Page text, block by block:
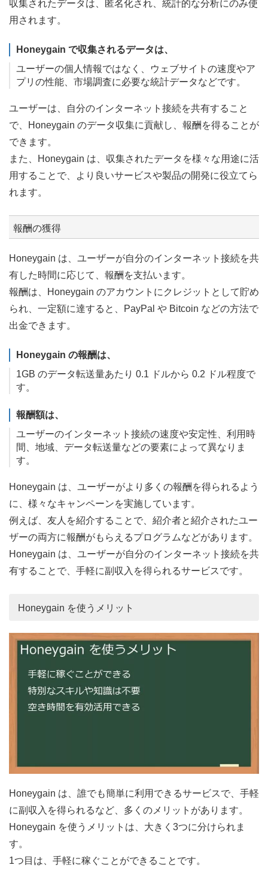
収集されたデータは、匿名化され、統計的な分析にのみ使
用されます。
Honeygain で収集されるデータは、
ユーザーの個人情報ではなく、ウェブサイトの速度やア
プリの性能、市場調査に必要な統計データなどです。
ユーザーは、自分のインターネット接続を共有すること
で、Honeygain のデータ収集に貢献し、報酬を得ることが
できます。
また、Honeygain は、収集されたデータを様々な用途に活
用することで、より良いサービスや製品の開発に役立てら
れます。
報酬の獲得
Honeygain は、ユーザーが自分のインターネット接続を共
有した時間に応じて、報酬を支払います。
報酬は、Honeygain のアカウントにクレジットとして貯め
られ、一定額に達すると、PayPal や Bitcoin などの方法で
出金できます。
Honeygain の報酬は、
1GB のデータ転送量あたり 0.1 ドルから 0.2 ドル程度で
す。
報酬額は、
ユーザーのインターネット接続の速度や安定性、利用時
間、地域、データ転送量などの要素によって異なりま
す。
Honeygain は、ユーザーがより多くの報酬を得られるよう
に、様々なキャンペーンを実施しています。
例えば、友人を紹介することで、紹介者と紹介されたユー
ザーの両方に報酬がもらえるプログラムなどがあります。
Honeygain は、ユーザーが自分のインターネット接続を共
有することで、手軽に副収入を得られるサービスです。
Honeygain を使うメリット
Honeygain は、誰でも簡単に利用できるサービスで、手軽
に副収入を得られるなど、多くのメリットがあります。
Honeygain を使うメリットは、大きく3つに分けられま
す。
1つ目は、手軽に稼ぐことができることです。